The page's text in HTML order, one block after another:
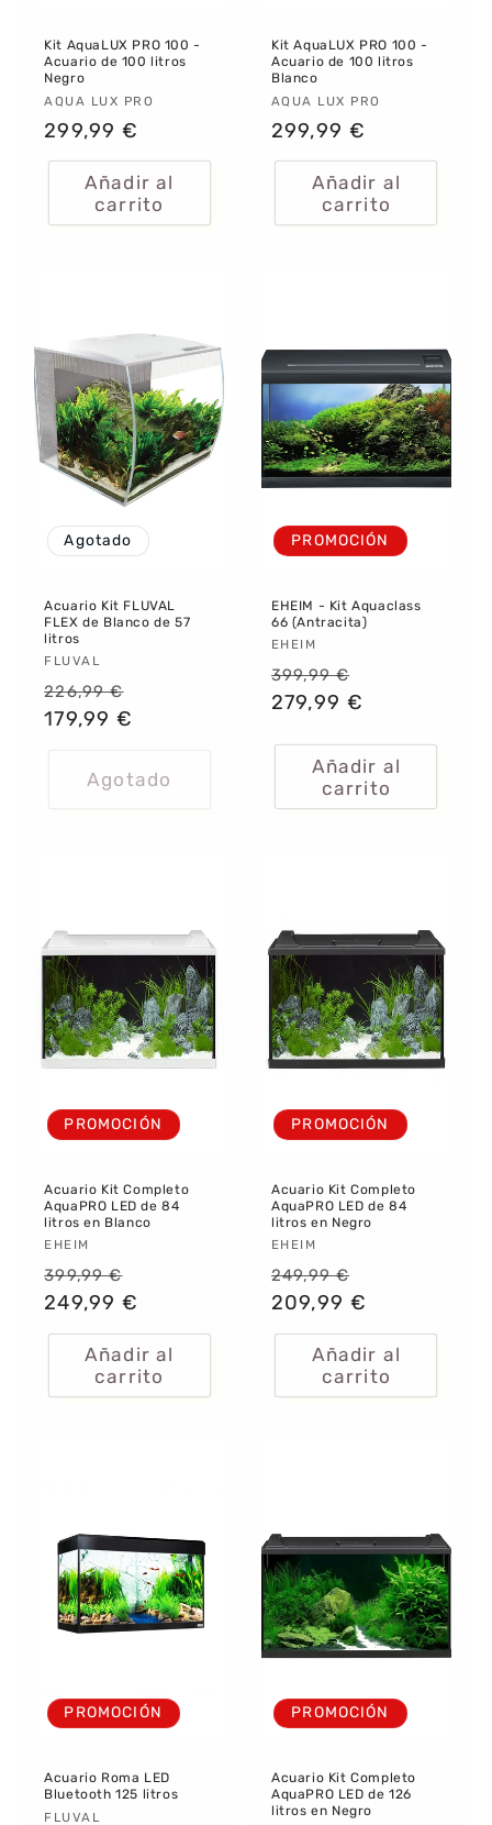
Kit AquaLUX PRO 100 -
Acuario de 100 litros
Negro
Proveedor:
AQUA LUX PRO
Precio
habitual
299,99 €
Añadir al
carrito
Kit AquaLUX PRO 100 -
Acuario de 100 litros
Blanco
Proveedor:
AQUA LUX PRO
Precio
habitual
299,99 €
Añadir al
carrito
Agotado
Acuario Kit FLUVAL
FLEX de Blanco de 57
litros
Proveedor:
FLUVAL
Precio
habitual
226,99 €
179,99 €
Agotado
PROMOCIÓN
EHEIM - Kit Aquaclass
66 (Antracita)
Proveedor:
EHEIM
Precio
habitual
399,99 €
279,99 €
Añadir al
carrito
PROMOCIÓN
Acuario Kit Completo
AquaPRO LED de 84
litros en Blanco
Proveedor:
EHEIM
Precio
habitual
399,99 €
de
oferta
249,99 €
Añadir al
carrito
PROMOCIÓN
Acuario Kit Completo
AquaPRO LED de 84
litros en Negro
Proveedor:
EHEIM
Precio
habitual
249,99 €
de
oferta
209,99 €
Añadir al
carrito
PROMOCIÓN
Acuario Roma LED
Bluetooth 125 litros
Proveedor:
FLUVAL
PROMOCIÓN
Acuario Kit Completo
AquaPRO LED de 126
litros en Negro